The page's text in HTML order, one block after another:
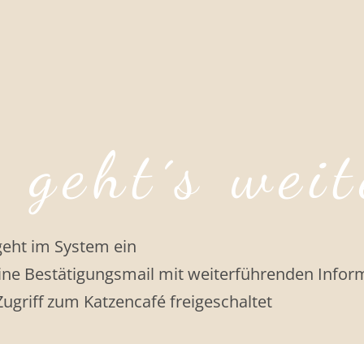
geht´s
im System ein
Bestätigungsmail mit weiterführenden
zum Katzencafé freigeschaltet